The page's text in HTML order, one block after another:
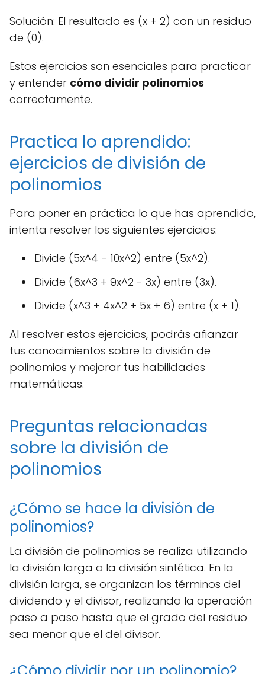
Solución: El resultado es (x + 2) con un residuo
de (0).
Estos ejercicios son esenciales para practicar
y entender cómo dividir polinomios
correctamente.
Practica lo aprendido:
ejercicios de división de
polinomios
Para poner en práctica lo que has aprendido,
intenta resolver los siguientes ejercicios:
Divide (5x^4 - 10x^2) entre (5x^2).
Divide (6x^3 + 9x^2 - 3x) entre (3x).
Divide (x^3 + 4x^2 + 5x + 6) entre (x + 1).
Al resolver estos ejercicios, podrás afianzar
tus conocimientos sobre la división de
polinomios y mejorar tus habilidades
matemáticas.
Preguntas relacionadas
sobre la división de
polinomios
¿Cómo se hace la división de
polinomios?
La división de polinomios se realiza utilizando
la división larga o la división sintética. En la
división larga, se organizan los términos del
dividendo y el divisor, realizando la operación
paso a paso hasta que el grado del residuo
sea menor que el del divisor.